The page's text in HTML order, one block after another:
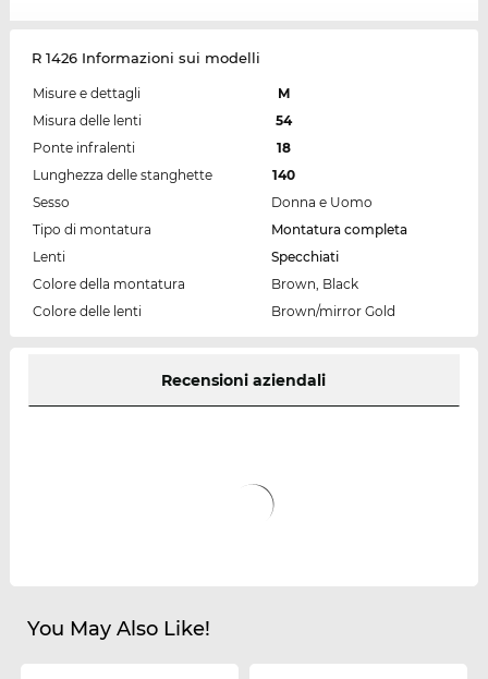
R 1426 Informazioni sui modelli
Misure e dettagli
M
Misura delle lenti
54
Ponte infralenti
18
Lunghezza delle stanghette
140
Sesso
Donna e Uomo
Tipo di montatura
Montatura completa
Lenti
Specchiati
Colore della montatura
Brown, Black
Colore delle lenti
Brown/mirror Gold
Recensioni aziendali
You May Also Like!